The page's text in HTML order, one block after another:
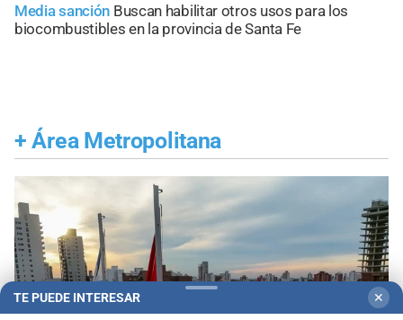
Media sanción Buscan habilitar otros usos para los
biocombustibles en la provincia de Santa Fe
+ Área Metropolitana
TE PUEDE INTERESAR ✕